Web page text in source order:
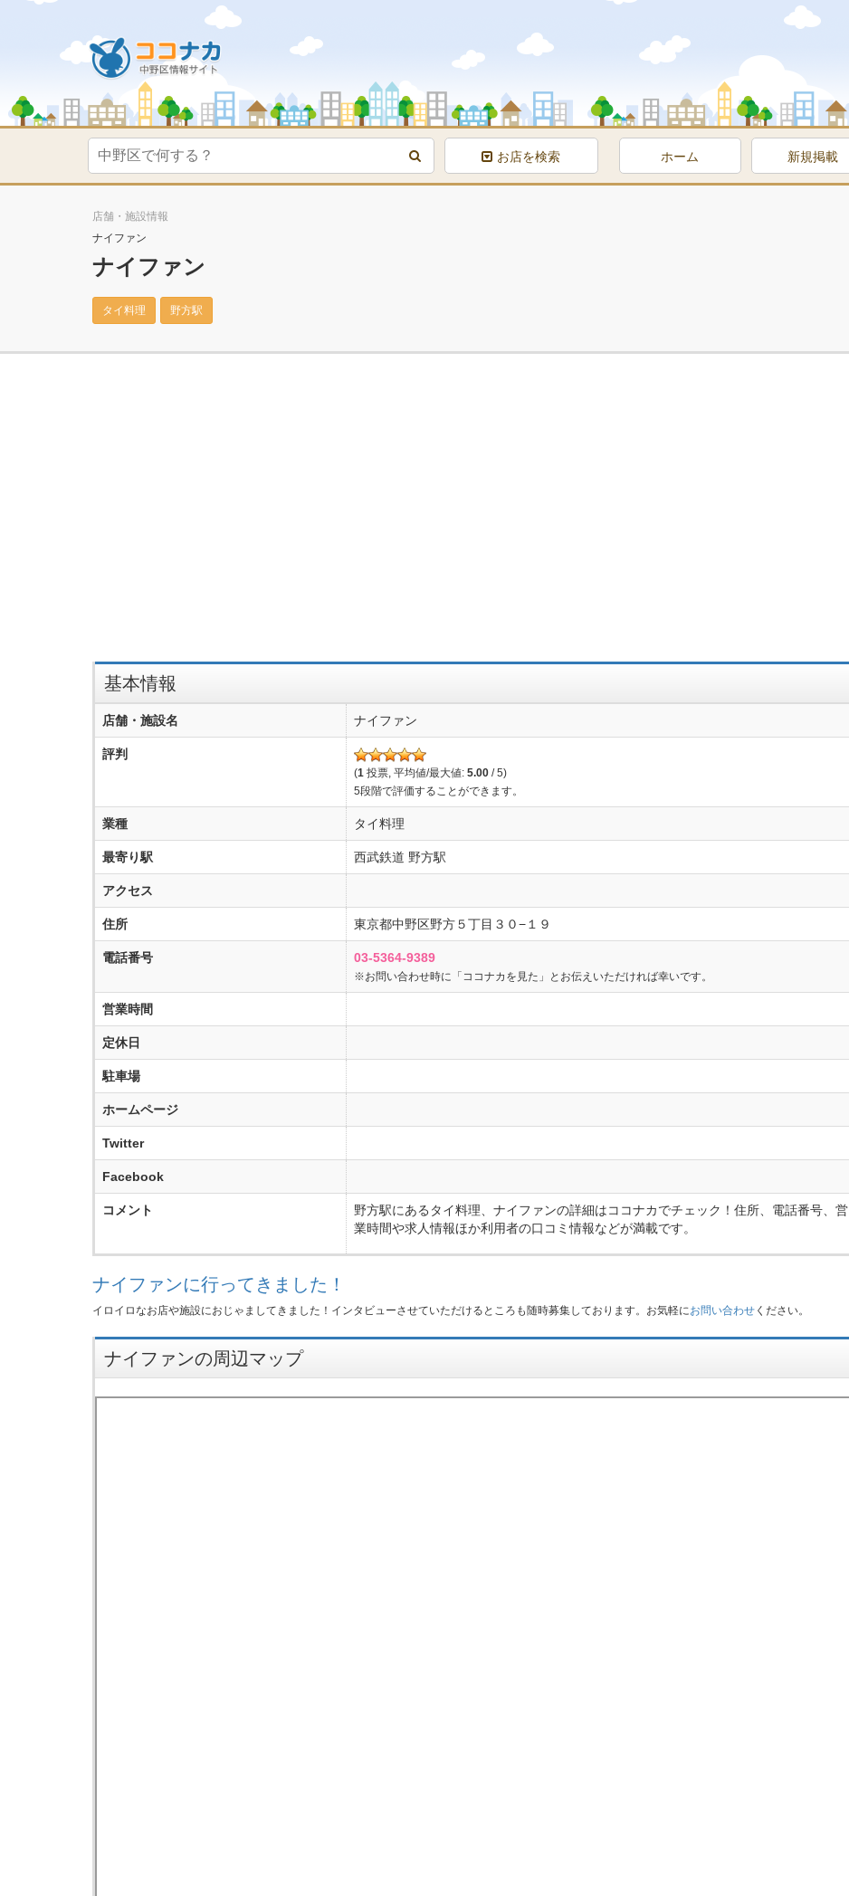
お店を検索 ホーム 新規掲載
店舗・施設情報
ナイファン
ナイファン
タイ料理 野方駅
基本情報
店舗・施設名 ナイファン
評判
(1 投票, 平均値/最大値: 5.00 / 5)
5段階で評価することができます。
業種 タイ料理
最寄り駅 西武鉄道 野方駅
アクセス
住所 東京都中野区野方５丁目３０−１９
電話番号 03-5364-9389
※お問い合わせ時に「ココナカを見た」とお伝えいただければ幸いです。
営業時間
定休日
駐車場
ホームページ
Twitter
Facebook
コメント
野方駅にあるタイ料理、ナイファンの詳細はココナカでチェック！住所、電話番号、営
業時間や求人情報ほか利用者の口コミ情報などが満載です。
ナイファンに行ってきました！
イロイロなお店や施設におじゃましてきました！インタビューさせていただけるところも随時募集しております。お気軽にお問い合わせ ください。
ナイファンの周辺マップ